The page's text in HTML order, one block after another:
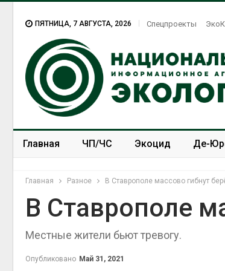
ПЯТНИЦА, 7 АВГУСТА, 2026 Спецпроекты
Главная ЧП/ЧС Экоцид Де-
Главная Разное В Ставрополе массово гибнут
В Ставрополе
Местные жители бьют тревогу.
Опубликовано Май 31, 2021